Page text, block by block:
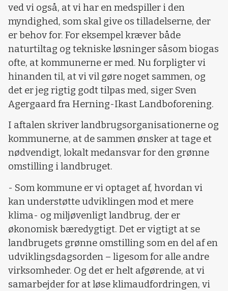
ved vi også, at vi har en medspiller i den
myndighed, som skal give os tilladelserne, der
er behov for. For eksempel kræver både
naturtiltag og tekniske løsninger såsom biogas
ofte, at kommunerne er med. Nu forpligter vi
hinanden til, at vi vil gøre noget sammen, og
det er jeg rigtig godt tilpas med, siger Sven
Agergaard fra Herning-Ikast Landboforening.
I aftalen skriver landbrugsorganisationerne og
kommunerne, at de sammen ønsker at tage et
nødvendigt, lokalt medansvar for den grønne
omstilling i landbruget.
- Som kommune er vi optaget af, hvordan vi
kan understøtte udviklingen mod et mere
klima- og miljøvenligt landbrug, der er
økonomisk bæredygtigt. Det er vigtigt at se
landbrugets grønne omstilling som en del af en
udviklingsdagsorden – ligesom for alle andre
virksomheder. Og det er helt afgørende, at vi
samarbejder for at løse klimaudfordringen, vi